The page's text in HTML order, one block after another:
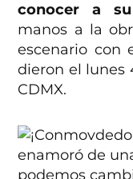
conocer a
manos a la
escenario con
dieron el lunes
CDMX.